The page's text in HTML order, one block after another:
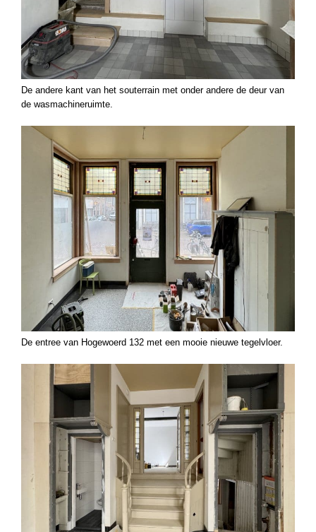
De andere kant van het souterrain met onder andere de deur van
de wasmachineruimte.
De entree van Hogewoerd 132 met een mooie nieuwe tegelvloer.